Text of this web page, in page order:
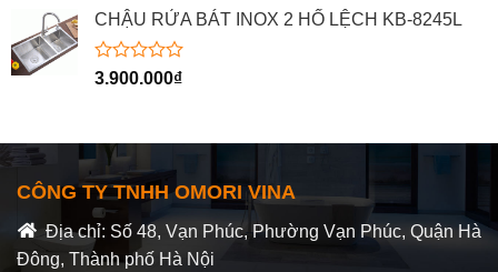
hạng
0
5
CHẬU RỬA BÁT INOX 2 HỐ LỆCH KB-8245L
Được
5
sao
3.900.000₫
CÔNG TY TNHH OMORI VINA
Địa chỉ: Số 48, Vạn Phúc, Phường Vạn Phúc, Quận Hà
Đông, Thành phố Hà Nội